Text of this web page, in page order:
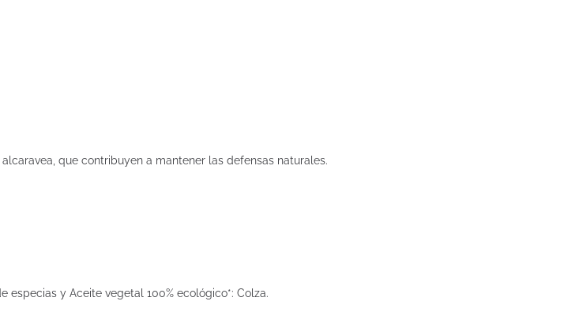
que contribuyen a mantener las defensas naturales.
especias y Aceite vegetal 100% ecológico*: Colza.